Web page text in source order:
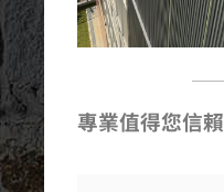
專業值得您信賴